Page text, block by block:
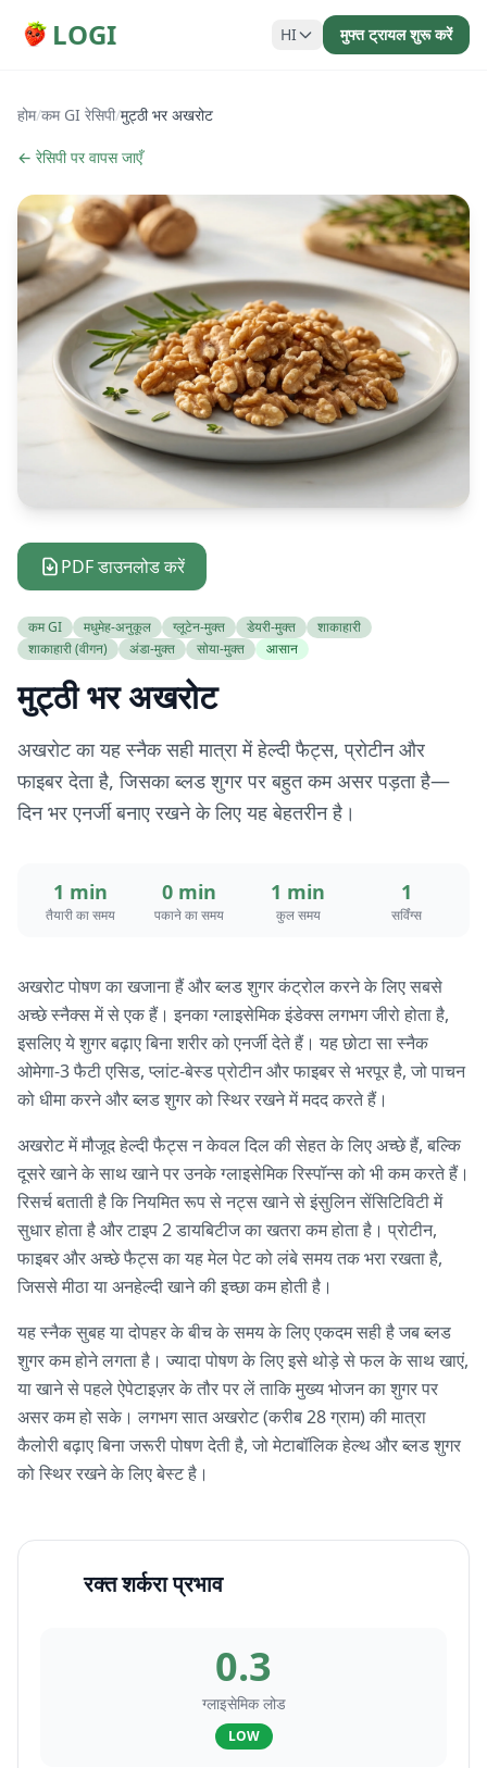
LOGI HI मुफ्त ट्रायल शुरू करें
होम/कम GI रेसिपी/मुट्ठी भर अखरोट
← रेसिपी पर वापस जाएँ
PDF डाउनलोड करें
कम GI मधुमेह-अनुकूल ग्लूटेन-मुक्त डेयरी-मुक्त
शाकाहारी
शाकाहारी (वीगन)
अंडा-मुक्त सोया-मुक्त आसान
मुट्ठी भर अखरोट
अखरोट का यह स्नैक सही मात्रा में हेल्दी फैट्स, प्रोटीन और
फाइबर देता है, जिसका ब्लड शुगर पर बहुत कम असर पड़ता है—
दिन भर एनर्जी बनाए रखने के लिए यह बेहतरीन है।
1 min
तैयारी का समय
0 min
पकाने का समय
1 min
कुल समय
1
सर्विंग्स
अखरोट पोषण का खजाना हैं और ब्लड शुगर कंट्रोल करने के लिए सबसे
अच्छे स्नैक्स में से एक हैं। इनका ग्लाइसेमिक इंडेक्स लगभग जीरो होता है,
इसलिए ये शुगर बढ़ाए बिना शरीर को एनर्जी देते हैं। यह छोटा सा स्नैक
ओमेगा-3 फैटी एसिड, प्लांट-बेस्ड प्रोटीन और फाइबर से भरपूर है, जो पाचन
को धीमा करने और ब्लड शुगर को स्थिर रखने में मदद करते हैं।
अखरोट में मौजूद हेल्दी फैट्स न केवल दिल की सेहत के लिए अच्छे हैं, बल्कि
दूसरे खाने के साथ खाने पर उनके ग्लाइसेमिक रिस्पॉन्स को भी कम करते हैं।
रिसर्च बताती है कि नियमित रूप से नट्स खाने से इंसुलिन सेंसिटिविटी में
सुधार होता है और टाइप 2 डायबिटीज का खतरा कम होता है। प्रोटीन,
फाइबर और अच्छे फैट्स का यह मेल पेट को लंबे समय तक भरा रखता है,
जिससे मीठा या अनहेल्दी खाने की इच्छा कम होती है।
यह स्नैक सुबह या दोपहर के बीच के समय के लिए एकदम सही है जब ब्लड
शुगर कम होने लगता है। ज्यादा पोषण के लिए इसे थोड़े से फल के साथ खाएं,
या खाने से पहले ऐपेटाइज़र के तौर पर लें ताकि मुख्य भोजन का शुगर पर
असर कम हो सके। लगभग सात अखरोट (करीब 28 ग्राम) की मात्रा
कैलोरी बढ़ाए बिना जरूरी पोषण देती है, जो मेटाबॉलिक हेल्थ और ब्लड शुगर
को स्थिर रखने के लिए बेस्ट है।
रक्त शर्करा प्रभाव
0.3
ग्लाइसेमिक लोड
LOW